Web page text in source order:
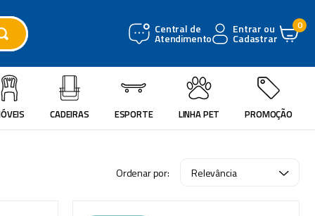
Central de
Atendimento
Entrar ou
Cadastrar
0
CADEIRAS ESPORTE LINHA PET PROMOÇÃO
Relevância